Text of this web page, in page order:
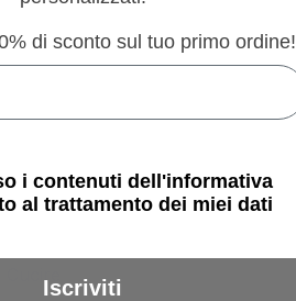
di sconto sul tuo primo ordine!
i contenuti dell'informativa
al trattamento dei miei dati
Iscriviti